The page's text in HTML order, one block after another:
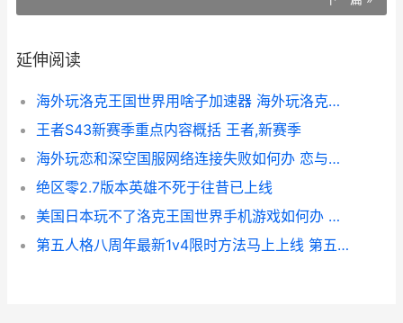
延伸阅读
海外玩洛克王国世界用啥子加速器 海外玩洛克王国的人多吗
王者S43新赛季重点内容概括 王者,新赛季
海外玩恋和深空国服网络连接失败如何办 恋与深空手游下载
绝区零2.7版本英雄不死于往昔已上线
美国日本玩不了洛克王国世界手机游戏如何办 美国打日本游戏
第五人格八周年最新1v4限时方法马上上线 第五人格八周年前瞻